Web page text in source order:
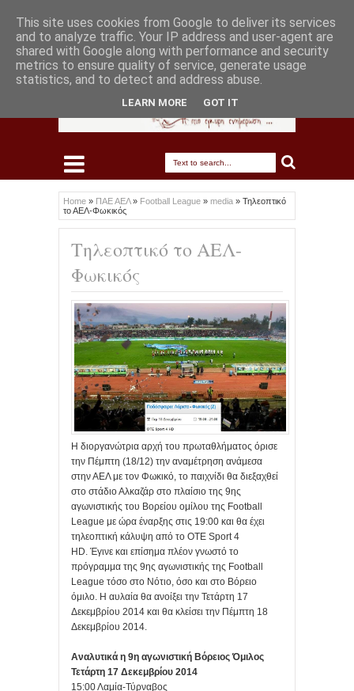
Home » ΠΑΕ ΑΕΛ» Football League » media » Τηλεοπτικό
το ΑΕΛ-Φωκικός
Τηλεοπτικό το ΑΕΛ-
Φωκικός
Η διοργανώτρια αρχή του πρωταθλήματος όρισε
την Πέμπτη (18/12) την αναμέτρηση ανάμεσα
στην ΑΕΛ με τον Φωκικό, το παιχνίδι θα διεξαχθεί
στο στάδιο Αλκαζάρ στο πλαίσιο της 9ης
αγωνιστικής του Βορείου ομίλου της Football
League με ώρα έναρξης στις 19:00 και θα έχει
τηλεοπτική κάλυψη από το OTE Sport 4
HD. Έγινε και επίσημα πλέον γνωστό το
πρόγραμμα της 9ης αγωνιστικής της Football
League τόσο στο Νότιο, όσο και στο Βόρειο
όμιλο. Η αυλαία θα ανοίξει την Τετάρτη 17
Δεκεμβρίου 2014 και θα κλείσει την Πέμπτη 18
Δεκεμβρίου 2014.
Αναλυτικά η 9η αγωνιστική Βόρειος Όμιλος
Τετάρτη 17 Δεκεμβρίου 2014
15:00 Λαμία-Τύρναβος
This site uses cookies from Google to deliver its services
and to analyze traffic. Your IP address and user-agent are
shared with Google along with performance and security
metrics to ensure quality of service, generate usage
statistics, and to detect and address abuse.
LEARN MORE GOT IT